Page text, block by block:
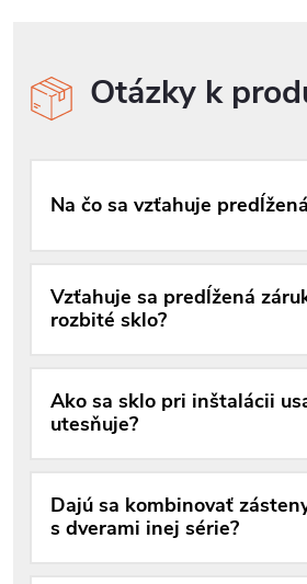
Otázky k
Na čo sa vzťahuje
Vzťahuje sa predĺžená
rozbité sklo?
Ako sa sklo pri inštalácii
utesňuje?
Dajú sa kombinovať
s dverami inej série?